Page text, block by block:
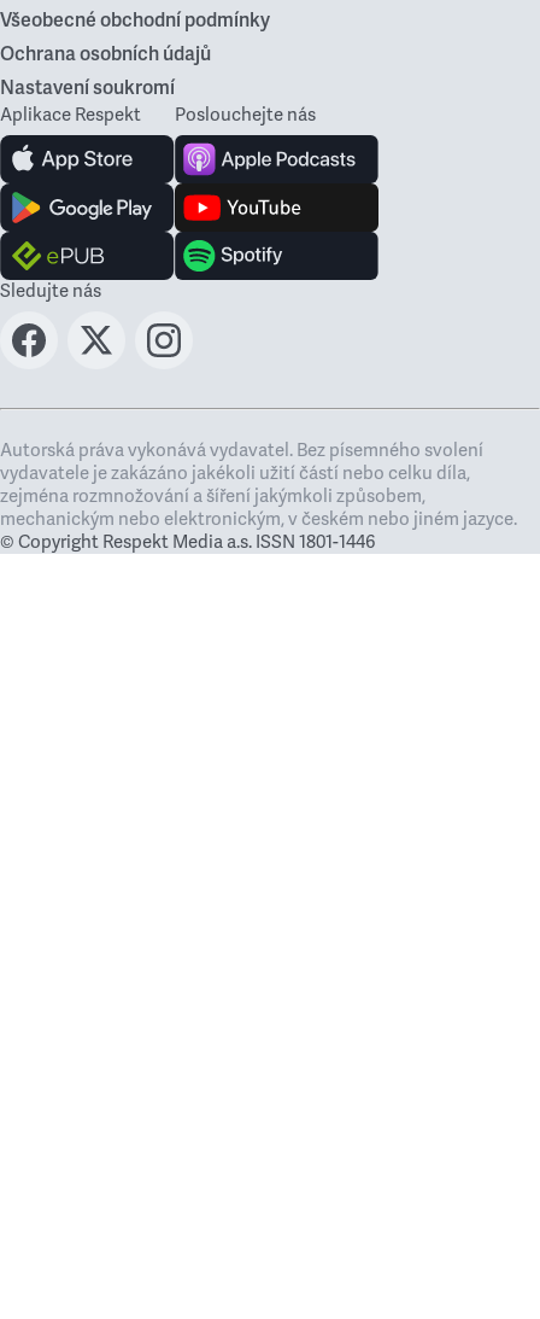
Všeobecné obchodní podmínky
Ochrana osobních údajů
Nastavení soukromí
Aplikace Respekt Poslouchejte nás
Sledujte nás
Autorská práva vykonává vydavatel. Bez písemného svolení
vydavatele je zakázáno jakékoli užití částí nebo celku díla,
zejména rozmnožování a šíření jakýmkoli způsobem,
mechanickým nebo elektronickým, v českém nebo jiném jazyce.
© Copyright Respekt Media a.s. ISSN 1801-1446